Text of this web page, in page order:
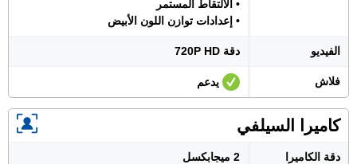
• الالتقاط المستمر
• إعدادات توازن اللون الأبيض
الفيديو دقة 720P HD
فلاش يدعم
كاميرا السيلفي
دقة الكاميرا 2 ميجابكسل